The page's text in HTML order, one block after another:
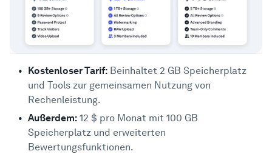
Kostenloser Tarif: Beinhaltet 2 GB Speicherplatz
und Tools zur gemeinsamen Nutzung von
Rechenleistung.
Außerdem: 12 $ pro Monat mit 100 GB
Speicherplatz und erweiterten
Bewertungsfunktionen.